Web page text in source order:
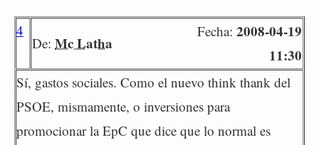
4
De: Mc Latha
Fecha: 2008-04-19
11:30
Sí, gastos sociales. Como el nuevo think thank del
PSOE, mismamente, o inversiones para
promocionar la EpC que dice que lo normal es